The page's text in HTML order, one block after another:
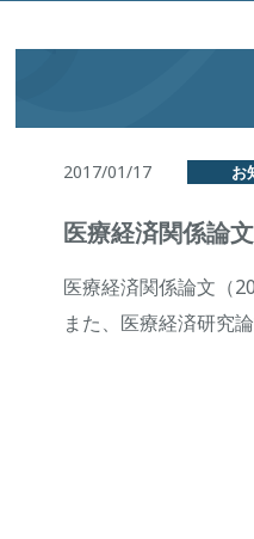
2017/01/17 お
医療経済関係論
医療経済関係論文（
また、医療経済研究